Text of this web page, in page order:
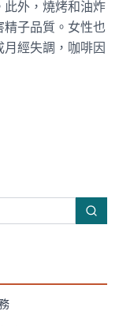
此外，燒烤和油炸
子品質。女性也
經失調，咖啡因